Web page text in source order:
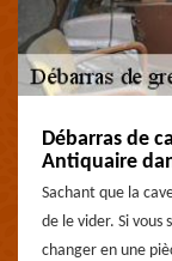
Débarras de
Antiquaire
Sachant que la
de le vider. Si vous
changer en une